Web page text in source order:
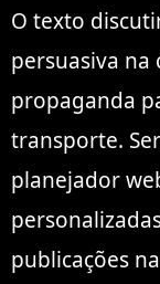
O texto
persuasiva na
propaganda
transporte.
planejador
publicações